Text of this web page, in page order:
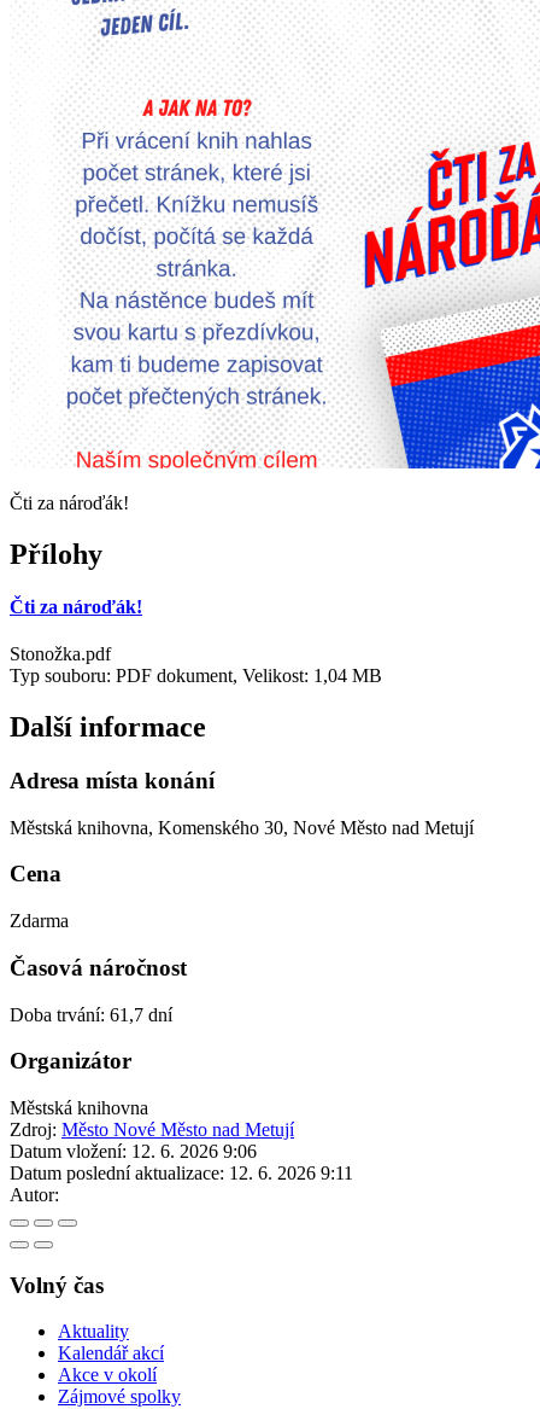
Čti za nároďák!
Přílohy
Čti za nároďák!
Stonožka.pdf
Typ souboru: PDF dokument, Velikost: 1,04 MB
Další informace
Adresa místa konání
Městská knihovna, Komenského 30, Nové Město nad Metují
Cena
Zdarma
Časová náročnost
Doba trvání: 61,7 dní
Organizátor
Městská knihovna
Zdroj: Město Nové Město nad Metují
Datum vložení: 12. 6. 2026 9:06
Datum poslední aktualizace: 12. 6. 2026 9:11
Autor:
Volný čas
Aktuality
Kalendář akcí
Akce v okolí
Zájmové spolky